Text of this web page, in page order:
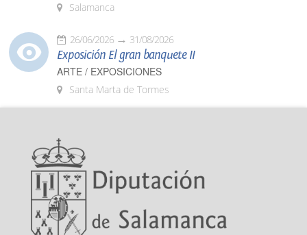
Salamanca
26/06/2026 31/08/2026
Exposición El gran banquete II
ARTE / EXPOSICIONES
Santa Marta de Tormes